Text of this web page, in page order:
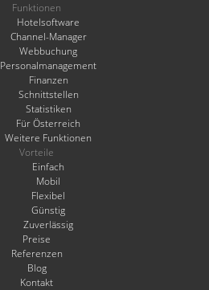
Funktionen
Hotelsoftware
Channel-Manager
Webbuchung
Personalmanagement
Finanzen
Schnittstellen
Statistiken
Für Österreich
Weitere Funktionen
Vorteile
Einfach
Mobil
Flexibel
Günstig
Zuverlässig
Preise
Referenzen
Blog
Kontakt